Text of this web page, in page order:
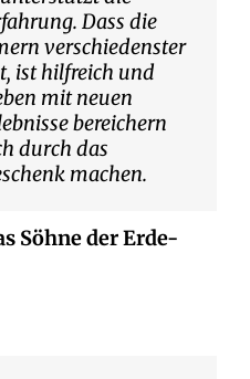
Dass die
verschiedenster
ist hilfreich und
mit neuen
bereichern
durch das
machen.
Söhne der Erde-